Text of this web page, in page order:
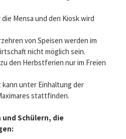
Mensa und den Kiosk wird
von Speisen werden im
nicht möglich sein.
den Herbstferien nur im Freien
unter Einhaltung der
stattfinden.
und Schülern, die